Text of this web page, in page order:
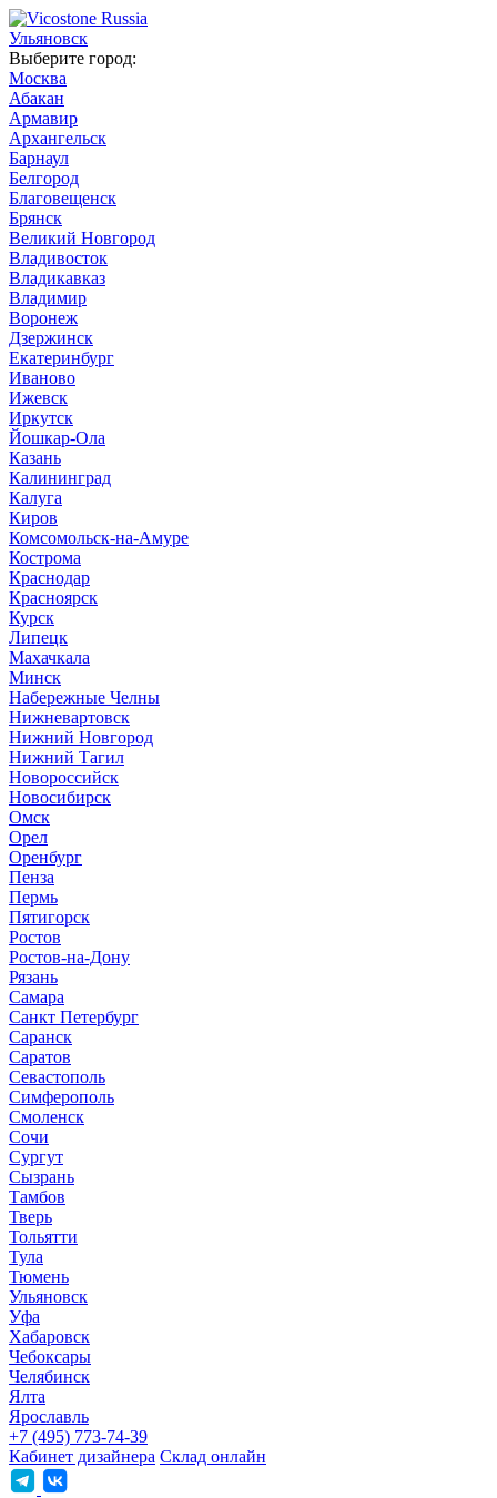
Ульяновск
Выберите город:
Москва
Абакан
Армавир
Архангельск
Барнаул
Белгород
Благовещенск
Брянск
Великий Новгород
Владивосток
Владикавказ
Владимир
Воронеж
Дзержинск
Екатеринбург
Иваново
Ижевск
Иркутск
Йошкар-Ола
Казань
Калининград
Калуга
Киров
Комсомольск-на-Амуре
Кострома
Краснодар
Красноярск
Курск
Липецк
Махачкала
Минск
Набережные Челны
Нижневартовск
Нижний Новгород
Нижний Тагил
Новороссийск
Новосибирск
Омск
Орел
Оренбург
Пенза
Пермь
Пятигорск
Ростов
Ростов-на-Дону
Рязань
Самара
Санкт Петербург
Саранск
Саратов
Севастополь
Симферополь
Смоленск
Сочи
Сургут
Сызрань
Тамбов
Тверь
Тольятти
Тула
Тюмень
Ульяновск
Уфа
Хабаровск
Чебоксары
Челябинск
Ялта
Ярославль
+7 (495) 773-74-39
Кабинет дизайнера Склад онлайн